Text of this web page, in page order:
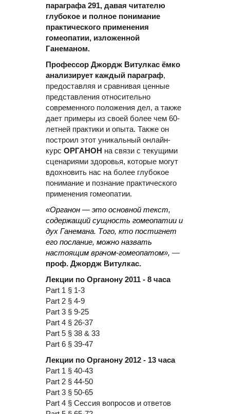
параграфа 291, давая читателю
глубокое и полное понимание
практического применения
гомеопатии, изложенной
Ганеманом.
Профессор Джордж Витулкас ёмко
анализирует каждый параграф,
предоставляя и сравнивая ценные
представления относительно
современного положения дел, а также
дает примеры из своей более чем 60-
летней практики и опыта. Также он
построил этот уникальный онлайн-
курс ОРГАНОН на связи с текущими
сценариями здоровья, которые могут
вдохновить нас на более глубокое
понимание и познание практического
применения гомеопатии.
«Органон — это основной текст,
содержащий сущность гомеопатии и
дух Ганемана. Того, кто постигнет
его послание, можно назвать
настоящим врачом-гомеопатом», —
проф. Джордж Витулкас.
Лекции по Органону 2011 - 8 часа
Part 1 § 1-3
Part 2 § 4-9
Part 3 § 9-25
Part 4 § 26-37
Part 5 § 38 & 33
Part 6 § 39-47
Лекции по Органону 2012 - 13 часа
Part 1 § 40-43
Part 2 § 44-50
Part 3 § 50-65
Part 4 § Сессия вопросов и ответов